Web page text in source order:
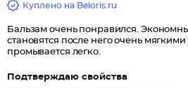
Куплено на Beloris.ru
Бальзам очень понравился.
становятся после него очень
промывается легко.
Подтверждаю свойства